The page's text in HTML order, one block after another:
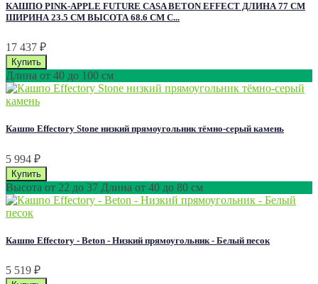
КАШПО PINK-APPLE FUTURE CASA BETON EFFECT ДЛИНА 77 СМ
ШИРИНА 23.5 СМ ВЫСОТА 68.6 СМ С...
17 437 ₽
Длина от 40 до 100 см
Кашпо Effectory Stone низкий прямоугольник тёмно-серый камень
5 994 ₽
Высота от 22 до 37 Длина от 40 до 80 см
Кашпо Effectory - Beton - Низкий прямоугольник - Белый песок
5 519 ₽